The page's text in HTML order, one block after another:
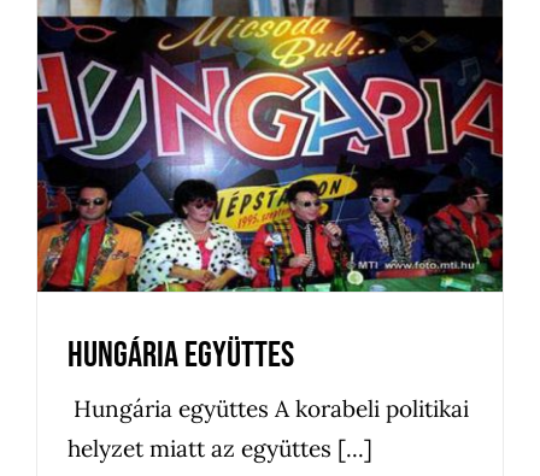
Hungária együttes
Bejegyzés Kedvenceink Újdonságok
Hungária együttes
Hungária együttes A korabeli politikai
helyzet miatt az együttes [...]